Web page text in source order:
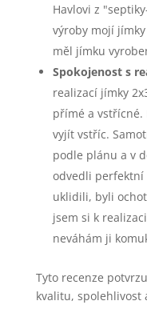
Havlovi z
výroby mojí
měl jímku
Spokojenost s
realizací jímky
přímé a vstřícné.
vyjít vstříc.
podle plánu a v
odvedli perfektní
uklidili, byli
jsem si k
neváhám ji
Tyto recenze
kvalitu, spolehlivost